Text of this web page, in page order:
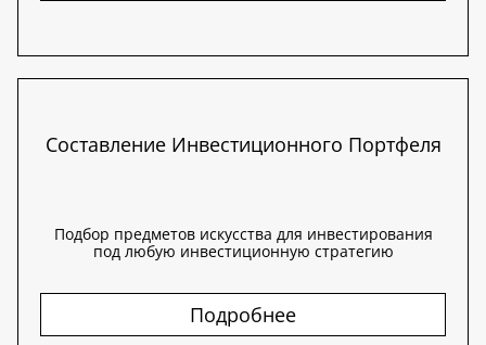
Составление Инвестиционного Портфеля
Подбор предметов искусства для инвестирования
под любую инвестиционную стратегию
Подробнее